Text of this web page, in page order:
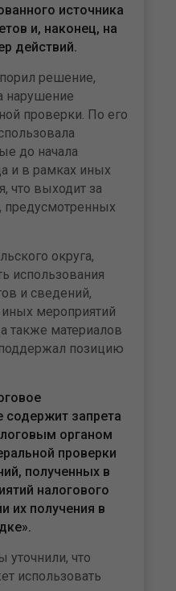
источника
и, наконец, на
действий.
решение,
нарушение
проверки. По его
до начала
и в рамках иных
что выходит за
округа,
использования
и сведений,
мероприятий
также материалов
позицию
содержит запрета
органом
проверки
полученных в
налогового
их получения в
уточнили, что
использовать